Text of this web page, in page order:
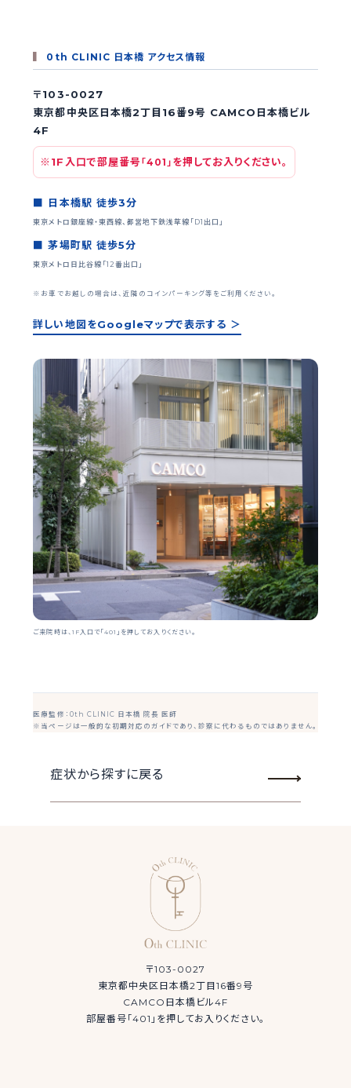
0th CLINIC 日本橋 アクセス情報
〒103-0027
東京都中央区日本橋2丁目16番9号 CAMCO日本橋ビル
4F
※1F入口で部屋番号 「401」 を押してお入りください。
■ 日本橋駅 徒歩3分
東京メトロ銀座線・東西線、都営地下鉄浅草線「D1出口」
■ 茅場町駅 徒歩5分
東京メトロ日比谷線「12番出口」
※お車でお越しの場合は、近隣のコインパーキング等をご利用ください。
詳しい地図をGoogleマップで表示する ＞
ご来院時は、1F入口で「401」を押してお入りください。
医療監修：0th CLINIC 日本橋 院長 医師
※当ページは一般的な初期対応のガイドであり、診察に代わるものではありません。
症状から探すに戻る
〒103-0027
東京都中央区日本橋2丁目16番9号
CAMCO日本橋ビル4F
部屋番号「401」を押してお入りください。